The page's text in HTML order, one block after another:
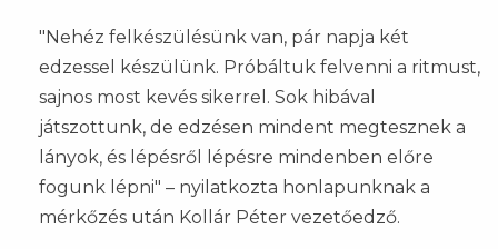
"Nehéz felkészülésünk van, pár napja két
edzessel készülünk. Próbáltuk felvenni a ritmust,
sajnos most kevés sikerrel. Sok hibával
játszottunk, de edzésen mindent megtesznek a
lányok, és lépésről lépésre mindenben előre
fogunk lépni" – nyilatkozta honlapunknak a
mérkőzés után Kollár Péter vezetőedző.